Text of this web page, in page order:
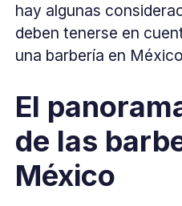
hay algunas
deben tenerse en
una barbería en
El
de las
México